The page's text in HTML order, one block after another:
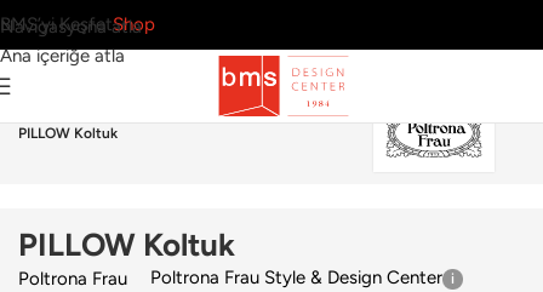
Navigasyona atla
Ana içeriğe atla
BMS’yi KeşfetShop
›Poltrona Frau›
PILLOW Koltuk
PILLOW Koltuk
Poltrona Frau Poltrona Frau Style & Design Center